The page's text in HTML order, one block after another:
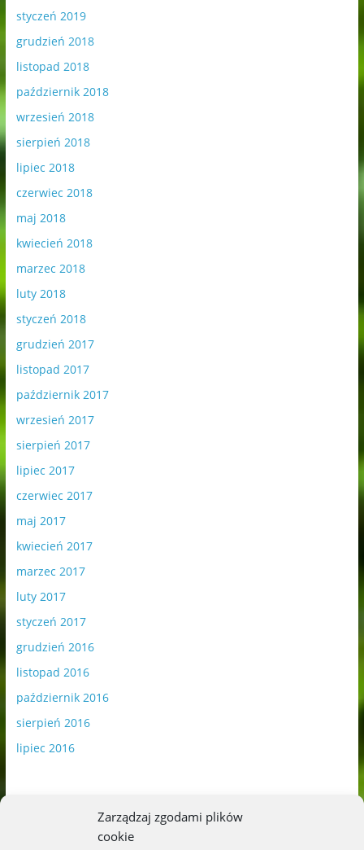
Zarządzaj zgodami plików
cookie
styczeń 2019
grudzień 2018
listopad 2018
październik 2018
wrzesień 2018
sierpień 2018
lipiec 2018
czerwiec 2018
maj 2018
kwiecień 2018
marzec 2018
luty 2018
styczeń 2018
grudzień 2017
listopad 2017
październik 2017
wrzesień 2017
sierpień 2017
lipiec 2017
czerwiec 2017
maj 2017
kwiecień 2017
marzec 2017
luty 2017
styczeń 2017
grudzień 2016
listopad 2016
październik 2016
sierpień 2016
lipiec 2016